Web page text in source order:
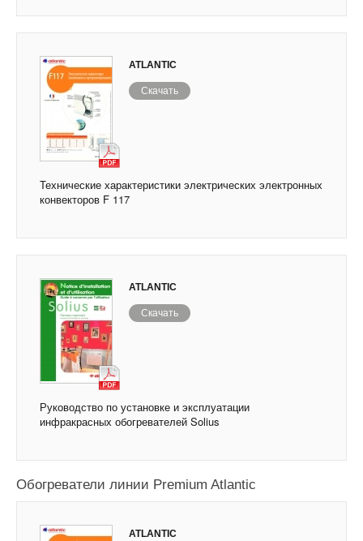
ATLANTIC
Скачать
Технические характеристики электрических электронных
конвекторов F 117
ATLANTIC
Скачать
Руководство по установке и эксплуатации
инфракрасных обогревателей Solius
Обогреватели линии Premium Atlantic
ATLANTIC